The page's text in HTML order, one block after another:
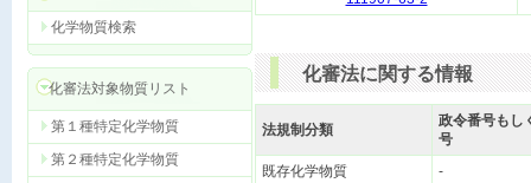
化学物質検索
化審法対象物質リスト
第１種特定化学物質
第２種特定化学物質
化審法に関する情報
法規制分類
政令番号もし
号
既存化学物質
-